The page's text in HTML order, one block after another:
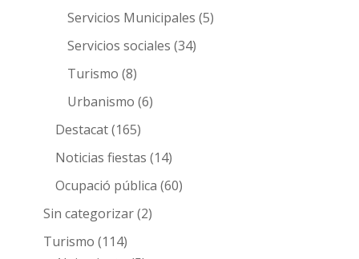
Servicios Municipales (5)
Servicios sociales (34)
Turismo (8)
Urbanismo (6)
Destacat(165)
Noticias fiestas (14)
Ocupació pública (60)
Sin categorizar(2)
Turismo (114)